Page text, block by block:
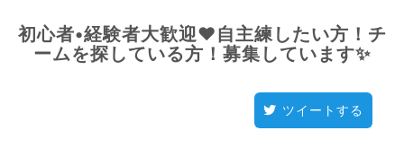
初心者•経験者大歓迎❤︎自主練したい方！チ
ームを探している方！募集しています✨
ツイートする